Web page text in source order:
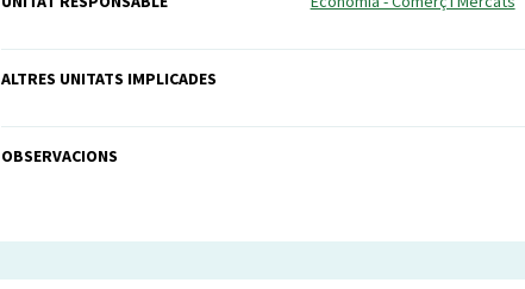
ALTRES UNITATS IMPLICADES
OBSERVACIONS